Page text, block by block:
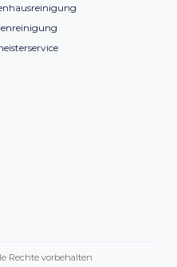
Rechte vorbehalten